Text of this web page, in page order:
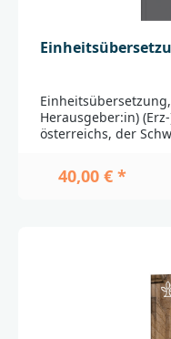
Herausgeber:in)
österreichs, der
Verwendung der
Buch,
Verweisstellen und
Personenregister,
und neun
40,00 € *